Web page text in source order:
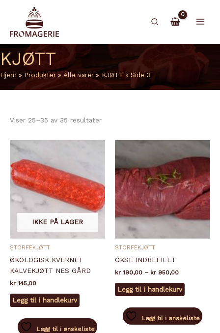
innholdet
Søk
KJØTT
Hjem Produkter Alle varer KJØTT Side 3
Viser 25–35 av 35 resultater
IKKE PÅ LAGER
STORFEKJØTT
ØKOLOGISK KVERNET
KALVEKJØTT NES GÅRD
kr 145,00
Legg til i handlekurv
Legg til i ønskeliste
STORFEKJØTT
OKSE INDREFILET
kr 190,00 – kr 950,00Prisområde:
til
kr 950,00
Legg til i handlekurv
Dette
produktet
har
flere
Legg til i ønskeliste